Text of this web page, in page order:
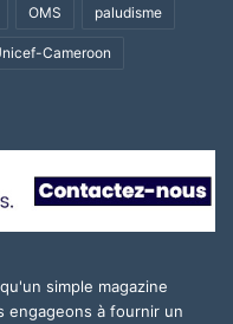
OMS paludisme
Cameroon
simple magazine
engageons à fournir un